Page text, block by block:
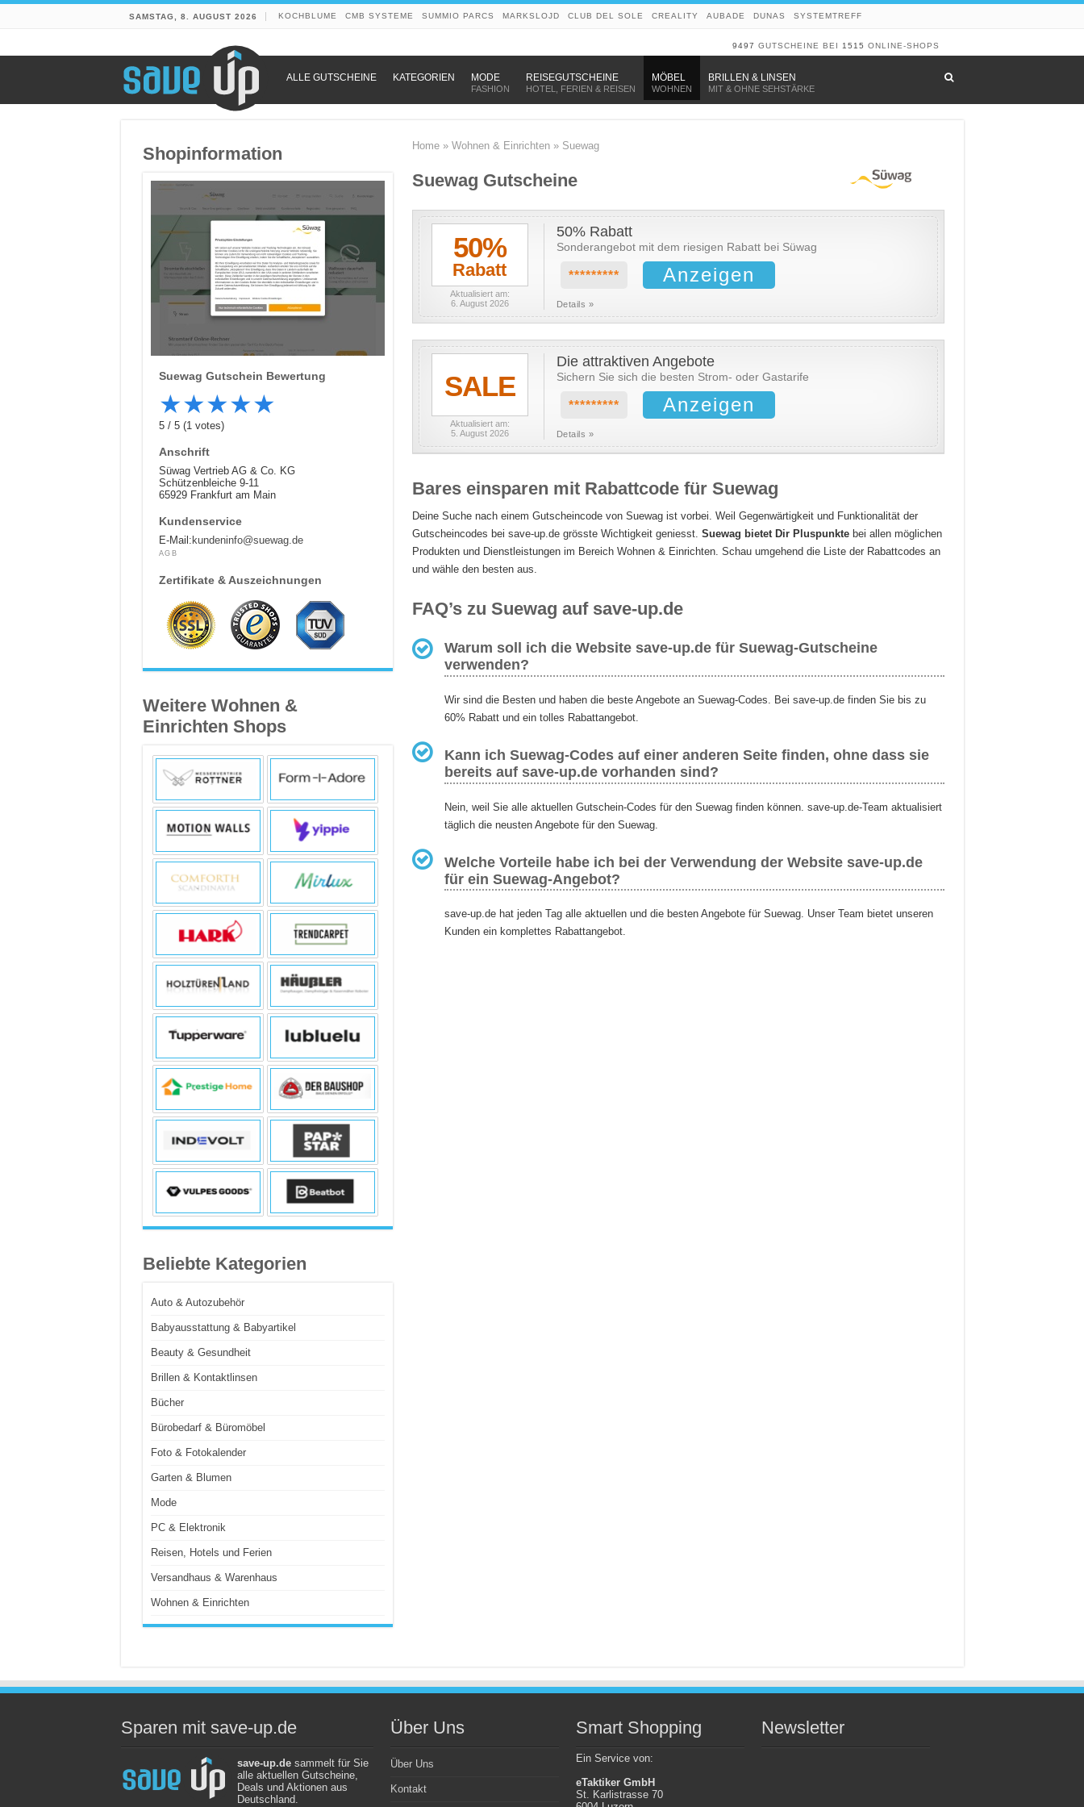
SAMSTAG, 8. AUGUST 2026 KOCHBLUME CMB SYSTEME SUMMIO PARCS MARKSLOJD CLUB DEL SOLE CREALITY AUBADE DUNAS SYSTEMTREFF
9497 GUTSCHEINE BEI 1515 ONLINE-SHOPS
ALLE GUTSCHEINE KATEGORIEN MODE–
FASHION
REISEGUTSCHEINE–
HOTEL, FERIEN & REISEN
MÖBEL –
WOHNEN
BRILLEN & LINSEN
MIT & OHNE SEHSTÄRKE
Home» Wohnen & Einrichten» Suewag
Suewag Gutscheine
50%
Rabatt
Aktualisiert am:
6. August 2026
50% Rabatt
Sonderangebot mit dem riesigen Rabatt bei Süwag
********* Anzeigen
Details »
SALE
Aktualisiert am:
5. August 2026
Die attraktiven Angebote
Sichern Sie sich die besten Strom- oder Gastarife
********* Anzeigen
Details »
Bares einsparen mit Rabattcode für Suewag
Deine Suche nach einem Gutscheincode von Suewag ist vorbei. Weil Gegenwärtigkeit und Funktionalität der
Gutscheincodes bei save-up.de grösste Wichtigkeit geniesst. Suewag bietet Dir Pluspunktebei allen möglichen
Produkten und Dienstleistungen im Bereich Wohnen & Einrichten. Schau umgehend die Liste der Rabattcodes an
und wähle den besten aus.
FAQ’s zu Suewag auf save-up.de
Warum soll ich die Website save-up.de für Suewag-Gutscheine
verwenden?
Wir sind die Besten und haben die beste Angebote an Suewag-Codes. Bei save-up.de finden Sie bis zu
60% Rabatt und ein tolles Rabattangebot.
Kann ich Suewag-Codes auf einer anderen Seite finden, ohne dass sie
bereits auf save-up.de vorhanden sind?
Nein, weil Sie alle aktuellen Gutschein-Codes für den Suewag finden können. save-up.de-Team aktualisiert
täglich die neusten Angebote für den Suewag.
Welche Vorteile habe ich bei der Verwendung der Website save-up.de
für ein Suewag-Angebot?
save-up.de hat jeden Tag alle aktuellen und die besten Angebote für Suewag. Unser Team bietet unseren
Kunden ein komplettes Rabattangebot.
Shopinformation
Suewag Gutschein Bewertung
★★★★★
5 / 5(1votes)
Anschrift
Süwag Vertrieb AG & Co. KG
Schützenbleiche 9-11
65929 Frankfurt am Main
Kundenservice
E-Mail: kundeninfo@suewag.de
AGB
Zertifikate & Auszeichnungen
Weitere Wohnen &
Einrichten Shops
Beliebte Kategorien
Auto & Autozubehör
Babyausstattung & Babyartikel
Beauty & Gesundheit
Brillen & Kontaktlinsen
Bücher
Bürobedarf & Büromöbel
Foto & Fotokalender
Garten & Blumen
Mode
PC & Elektronik
Reisen, Hotels und Ferien
Versandhaus & Warenhaus
Wohnen & Einrichten
Sparen mit save-up.de
save-up.de sammelt für Sie
alle aktuellen Gutscheine,
Deals und Aktionen aus
Deutschland.
Über Uns
Über Uns
Kontakt
Smart Shopping
Ein Service von:
eTaktiker GmbH
St. Karlistrasse 70
Newsletter